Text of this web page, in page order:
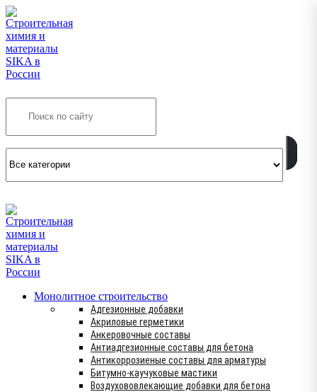
Монолитное строительство
Адгезионные добавки
Акриловые герметики
Анкеровочные составы
Антиадгезионные составы для бетона
Антикоррозиеные составы для арматуры
Битумно-каучуковые мастики
Воздухововлекающие добавки для бетона